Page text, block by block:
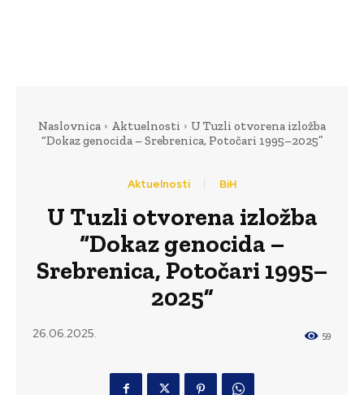
Naslovnica Aktuelnosti
U Tuzli otvorena izložba
“Dokaz genocida – Srebrenica, Potočari 1995–2025”
Aktuelnosti BiH
U Tuzli otvorena izložba
“Dokaz genocida –
Srebrenica, Potočari 1995–
2025”
26.06.2025. 59